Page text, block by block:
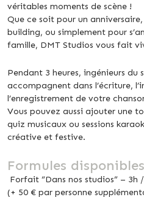
véritables moments de scène !
Que ce soit pour un
building, ou simplement pour
famille, DMT Studios vous fait
Pendant 3 heures, ingénieurs du
accompagnent dans l’écriture,
l’enregistrement de votre
Vous pouvez aussi ajouter une
quiz musicaux ou sessions
créative et festive.
Formules disponibles
Forfait “Dans nos studios” – 3h
(+ 50 € par personne